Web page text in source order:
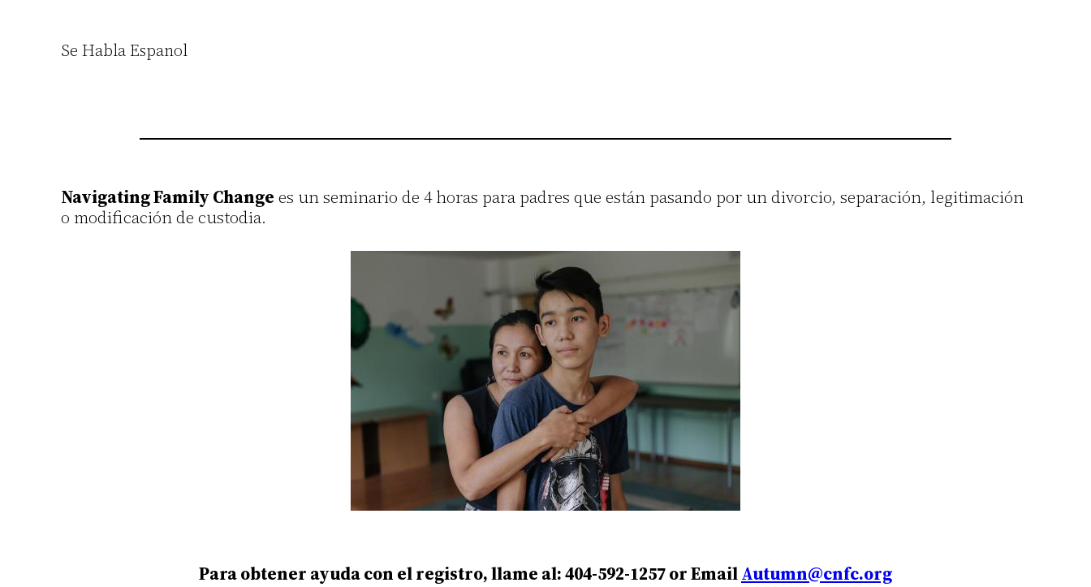
Se Habla Espanol
Navigating Family Change es un seminario de 4 horas para padres que están pasando por un divorcio, separación, legitimación
o modificación de custodia.
Para obtener ayuda con el registro, llame al: 404-592-1257 or EmailAutumn@cnfc.org